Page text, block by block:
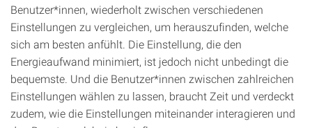
Benutzer*innen, wiederholt zwischen verschiedenen
Einstellungen zu vergleichen, um herauszufinden, welche
sich am besten anfühlt. Die Einstellung, die den
Energieaufwand minimiert, ist jedoch nicht unbedingt die
bequemste. Und die Benutzer*innen zwischen zahlreichen
Einstellungen wählen zu lassen, braucht Zeit und verdeckt
zudem, wie die Einstellungen miteinander interagieren und